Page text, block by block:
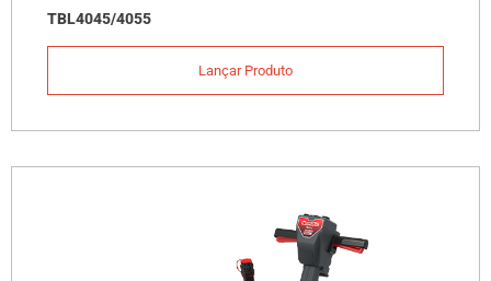
TBL4045/4055
Lançar Produto